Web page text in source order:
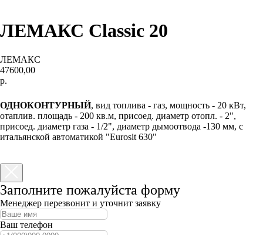
ЛЕМАКС Сlassic 20
ЛЕМАКС
47600,00
р.
ОДНОКОНТУРНЫЙ, вид топлива - газ, мощность - 20 кВт,
отаплив. площадь - 200 кв.м, присоед. диаметр отопл. - 2",
присоед. диаметр газа - 1/2", диаметр дымоотвода -130 мм, с
итальянской автоматикой "Eurosit 630"
Заполните пожалуйста форму
Менеджер перезвонит и уточнит заявку
Ваш телефон